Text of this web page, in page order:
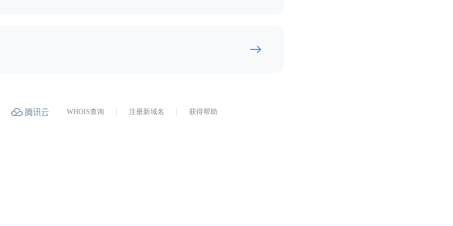
WHOIS查询 注册新域名 获得帮助